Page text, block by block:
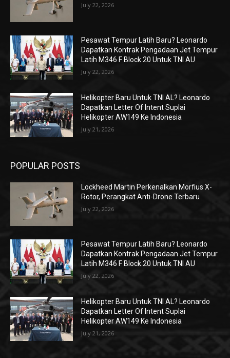
July 22, 2026
Pesawat Tempur Latih Baru? Leonardo
Dapatkan Kontrak Pengadaan Jet Tempur
Latih M346 F Block 20 Untuk TNI AU
July 22, 2026
Helikopter Baru Untuk TNI AL? Leonardo
Dapatkan Letter Of Intent Suplai
Helikopter AW149 Ke Indonesia
July 21, 2026
POPULAR POSTS
Lockheed Martin Perkenalkan Morfius X-
Rotor, Perangkat Anti-Drone Terbaru
July 22, 2026
Pesawat Tempur Latih Baru? Leonardo
Dapatkan Kontrak Pengadaan Jet Tempur
Latih M346 F Block 20 Untuk TNI AU
July 22, 2026
Helikopter Baru Untuk TNI AL? Leonardo
Dapatkan Letter Of Intent Suplai
Helikopter AW149 Ke Indonesia
July 21, 2026